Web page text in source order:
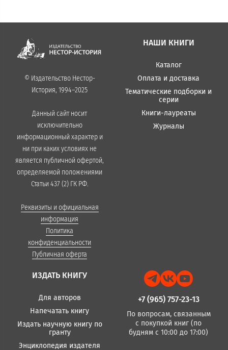
© Издательство Нестор-
История, 1994–2025
Данный сайт носит
исключительно
информационный характер и
ни при каких условиях не
является публичной офертой,
определяемой положениями
Статьи 437 (2) ГК РФ.
Реквизиты и официальная
информация
Политика
конфиденциальности
Публичная оферта
НАШИ КНИГИ
Каталог
Оплата и доставка
Тематические подборки и
серии
Книги-лауреаты
Журналы
ИЗДАТЬ КНИГУ
Для авторов
Напечатать книгу
Издать научную книгу по
гранту
Энциклопедия издателя
+7 (965) 757-23-13
По вопросам, связанным
с покупкой книг (по
будням с 10:00 до 17:00)